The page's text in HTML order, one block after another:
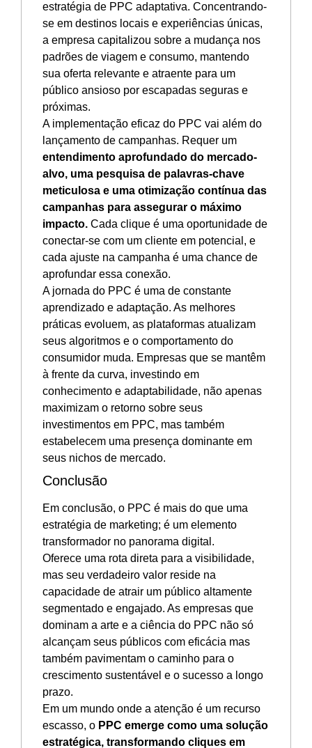
estratégia de PPC adaptativa. Concentrando-
se em destinos locais e experiências únicas,
a empresa capitalizou sobre a mudança nos
padrões de viagem e consumo, mantendo
sua oferta relevante e atraente para um
público ansioso por escapadas seguras e
próximas.
A implementação eficaz do PPC vai além do
lançamento de campanhas. Requer um
entendimento aprofundado do mercado-
alvo, uma pesquisa de palavras-chave
meticulosa e uma otimização contínua das
campanhas para assegurar o máximo
impacto. Cada clique é uma oportunidade de
conectar-se com um cliente em potencial, e
cada ajuste na campanha é uma chance de
aprofundar essa conexão.
A jornada do PPC é uma de constante
aprendizado e adaptação. As melhores
práticas evoluem, as plataformas atualizam
seus algoritmos e o comportamento do
consumidor muda. Empresas que se mantêm
à frente da curva, investindo em
conhecimento e adaptabilidade, não apenas
maximizam o retorno sobre seus
investimentos em PPC, mas também
estabelecem uma presença dominante em
seus nichos de mercado.
Conclusão
Em conclusão, o PPC é mais do que uma
estratégia de marketing; é um elemento
transformador no panorama digital.
Oferece uma rota direta para a visibilidade,
mas seu verdadeiro valor reside na
capacidade de atrair um público altamente
segmentado e engajado. As empresas que
dominam a arte e a ciência do PPC não só
alcançam seus públicos com eficácia mas
também pavimentam o caminho para o
crescimento sustentável e o sucesso a longo
prazo.
Em um mundo onde a atenção é um recurso
escasso, o PPC emerge como uma solução
estratégica, transformando cliques em